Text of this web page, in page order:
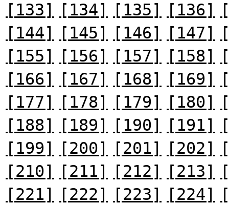
[133]
[134] [135] [136]
[144]
[145] [146] [147]
[155]
[156] [157] [158]
[166]
[167] [168] [169]
[177]
[178] [179] [180]
[188]
[189] [190] [191]
[199]
[200] [201] [202]
[210]
[211] [212] [213]
[221]
[222] [223] [224]